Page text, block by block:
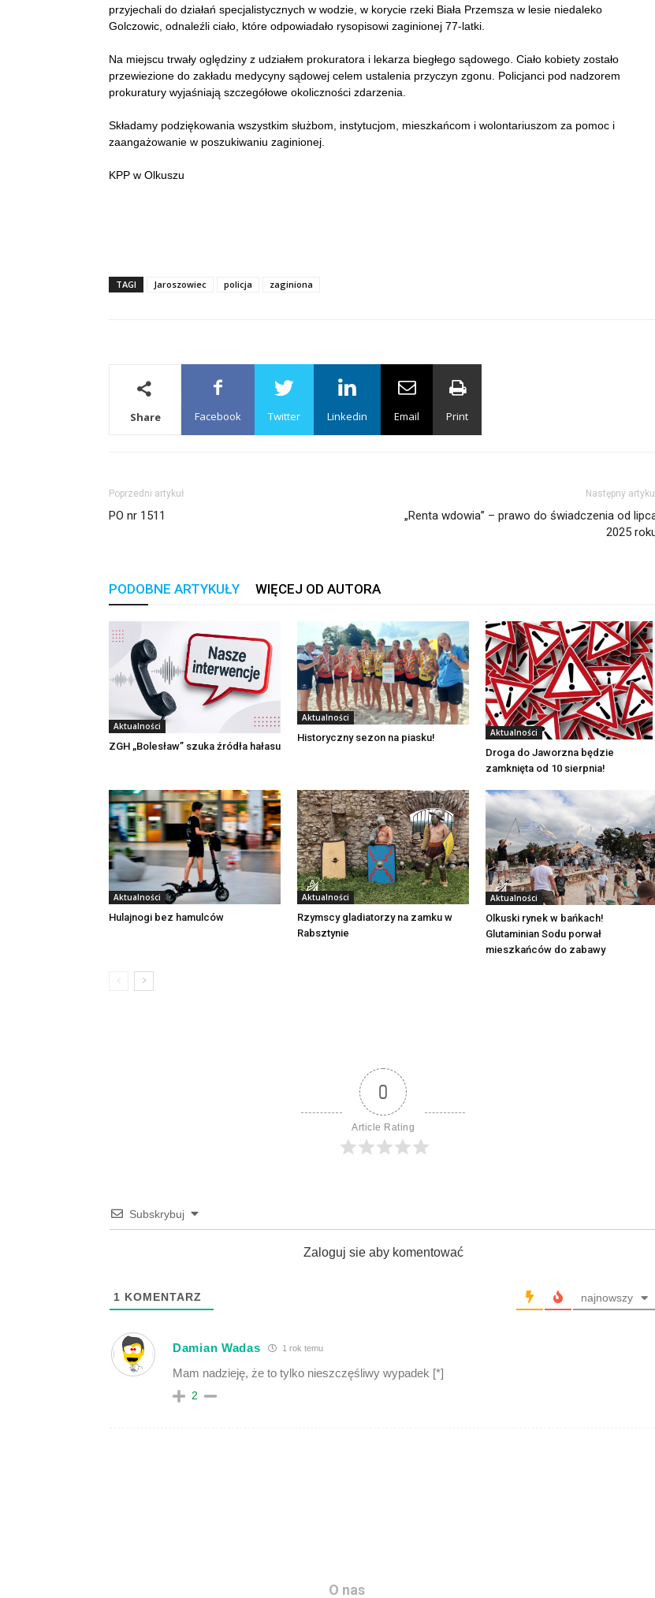
przyjechali do działań specjalistycznych w wodzie, w korycie rzeki Biała Przemsza w lesie niedaleko
Golczowic, odnaleźli ciało, które odpowiadało rysopisowi zaginionej 77-latki.
Na miejscu trwały oględziny z udziałem prokuratora i lekarza biegłego sądowego. Ciało kobiety zostało
przewiezione do zakładu medycyny sądowej celem ustalenia przyczyn zgonu. Policjanci pod nadzorem
prokuratury wyjaśniają szczegółowe okoliczności zdarzenia.
Składamy podziękowania wszystkim służbom, instytucjom, mieszkańcom i wolontariuszom za pomoc i
zaangażowanie w poszukiwaniu zaginionej.
KPP w Olkuszu
TAGI Jaroszowiec policja zaginiona
Share Facebook Twitter Linkedin Email Print
Poprzedni artykuł
PO nr 1511
Następny
„Renta wdowia” – prawo do świadczenia od
2025
PODOBNE ARTYKUŁY WIĘCEJ OD AUTORA
Aktualności
ZGH „Bolesław” szuka źródła hałasu
Aktualności
Historyczny sezon na piasku! Aktualności
Droga do Jaworzna będzie
zamknięta od 10 sierpnia!
Aktualności
Hulajnogi bez hamulców
Aktualności
Rzymscy gladiatorzy na zamku w
Rabsztynie
Aktualności
Olkuski rynek w bańkach!
Glutaminian Sodu porwał
mieszkańców do zabawy
0
Article Rating
Subskrybuj
Zaloguj sie aby komentować
1 KOMENTARZ najnowszy
Damian Wadas 1 rok temu
Mam nadzieję, że to tylko nieszczęśliwy wypadek [*]
2
O nas